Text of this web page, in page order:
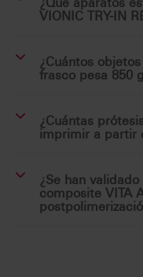
VIONIC TRY-IN
¿Cuántos
frasco pesa 850
¿Cuántas
imprimir a partir
¿Se han
composite VITA